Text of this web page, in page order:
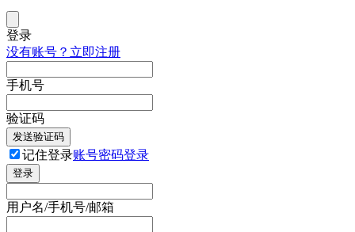
登录
没有账号？立即注册
手机号
验证码
发送验证码
记住登录账号密码登录
登录
用户名/手机号/邮箱